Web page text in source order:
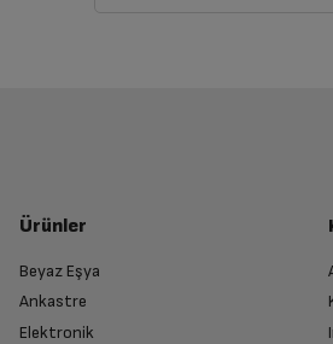
Ürünü
Ürünü
Ürünler
Beyaz Eşya
Ankastre
Elektronik